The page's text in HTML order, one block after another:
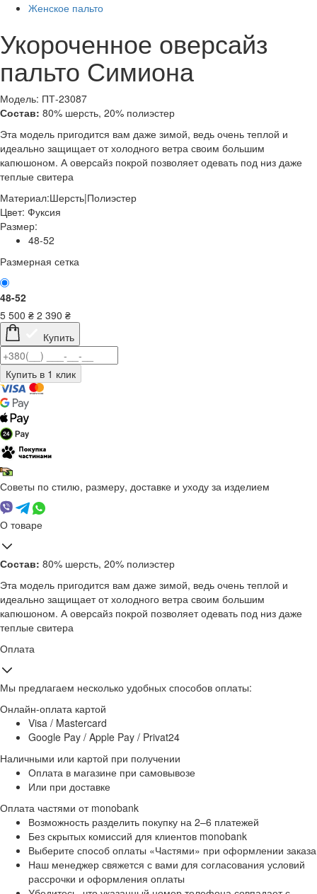
Женское пальто
Укороченное оверсайз
пальто Симиона
Модель: ПТ-23087
Состав: 80% шерсть, 20% полиэстер
Эта модель пригодится вам даже зимой, ведь очень теплой и
идеально защищает от холодного ветра своим большим
капюшоном. А оверсайз покрой позволяет одевать под низ даже
теплые свитера
Материал:Шерсть|Полиэстер
Цвет: Фуксия
Размер:
48-52
Размерная сетка
48-52
5 500 ₴ 2 390 ₴
Купить
Советы по стилю, размеру, доставке и уходу за изделием
О товаре
Состав: 80% шерсть, 20% полиэстер
Эта модель пригодится вам даже зимой, ведь очень теплой и
идеально защищает от холодного ветра своим большим
капюшоном. А оверсайз покрой позволяет одевать под низ даже
теплые свитера
Оплата
Мы предлагаем несколько удобных способов оплаты:
Онлайн-оплата картой
Visa / Mastercard
Google Pay / Apple Pay / Privat24
Наличными или картой при получении
Оплата в магазине при самовывозе
Или при доставке
Оплата частями от monobank
Возможность разделить покупку на 2–6 платежей
Без скрытых комиссий для клиентов monobank
Выберите способ оплаты «Частями» при оформлении заказа
Наш менеджер свяжется с вами для согласования условий
рассрочки и оформления оплаты